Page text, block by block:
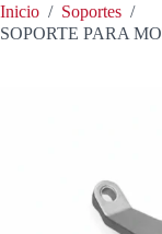
Inicio / Soportes /
SOPORTE PARA